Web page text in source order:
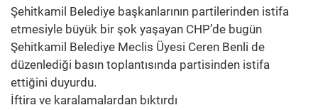
Şehitkamil Belediye başkanlarının partilerinden istifa
etmesiyle büyük bir şok yaşayan CHP’de bugün
Şehitkamil Belediye Meclis Üyesi Ceren Benli de
düzenlediği basın toplantısında partisinden istifa
ettiğini duyurdu.
İftira ve karalamalardan bıktırdı